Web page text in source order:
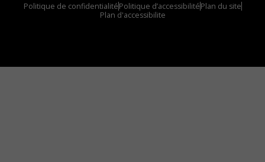
Politique de confidentialitéPolitique d’accessibilitéPlan du site
Plan d'accessibilite